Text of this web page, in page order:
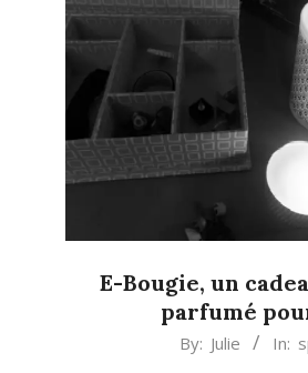
E-Bougie, un
parfumé
By: Julie In: